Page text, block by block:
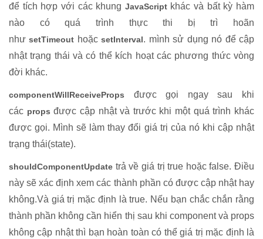
để tích hợp với các khung JavaScript khác và bất kỳ hàm
nào có quá trình thực thi bị trì hoãn
nhưsetTimeout hoặcsetInterval. mình sử dụng nó để cập
nhật trạng thái và có thể kích hoạt các phương thức vòng
đời khác.
componentWillReceiveProps được gọi ngay sau khi
các propsđược cập nhật và trước khi một quá trình khác
được gọi. Mình sẽ làm thay đổi giá trị của nó khi cập nhật
trạng thái(state).
shouldComponentUpdate trả về giá trịtrue hoặcfalse. Điều
này sẽ xác định xem các thành phần có được cập nhật hay
không.Và giá trị mặc định là true. Nếu bạn chắc chắn rằng
thành phần không cần hiển thị sau khi component và props
không cập nhật thì bạn hoàn toàn có thể giá trị mặc định là